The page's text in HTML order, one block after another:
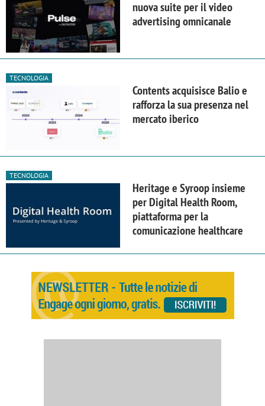
nuova suite per il video
advertising omnicanale
TECNOLOGIA
Contents acquisisce Balio e
rafforza la sua presenza nel
mercato iberico
TECNOLOGIA
Heritage e Syroop insieme
per Digital Health Room,
piattaforma per la
comunicazione healthcare